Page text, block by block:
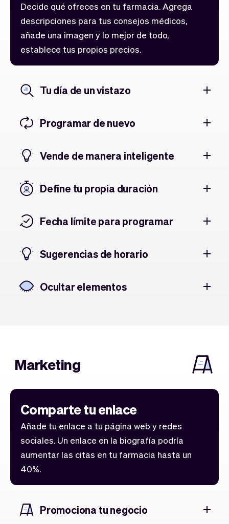
Decide qué ofreces en tu farmacia. Agrega
descripciones para tus consejos médicos,
añade una imagen y lo mejor de todo,
establece tus propios precios.
Tu día de un vistazo
Programar de nuevo
Vende de manera inteligente
Define tu propia duración
Fecha límite para programar
Sugerencias de horario
Ocultar elementos
Marketing
Comparte tu enlace
Añade tu enlace a tu página web y redes
sociales. Un enlace en la biografía podría
aumentar las citas en tu farmacia hasta un
40%.
Promociona tu negocio